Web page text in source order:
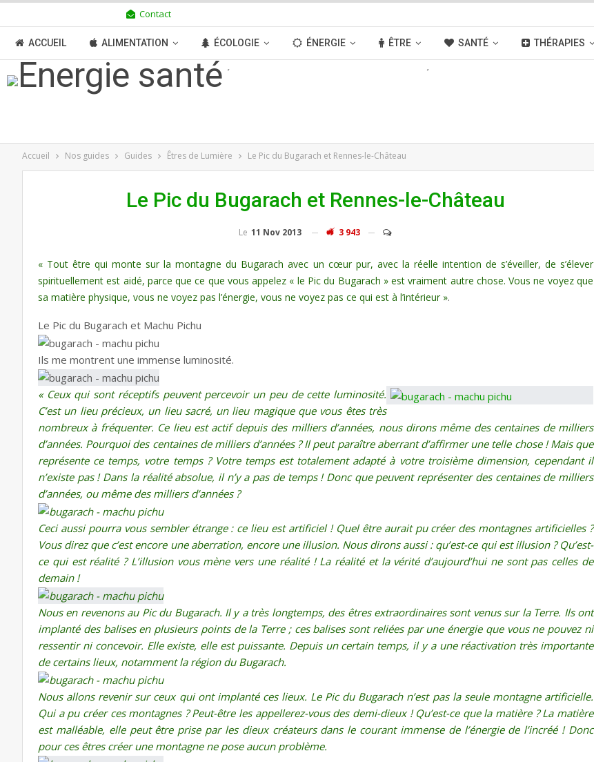
Contact
ACCUEIL ALIMENTATION ÉCOLOGIE ÉNERGIE ÊTRE SANTÉ THÉRAPIES
TRANSITION BOUTIQUE MÉDIAS
Accueil Nos guides Guides Êtres de Lumière Le Pic du Bugarach et Rennes-le-Château
Le Pic du Bugarach et Rennes-le-Château
Le 11 Nov 2013 3 943
« Tout être qui monte sur la montagne du Bugarach avec un cœur pur, avec la réelle intention de s’éveiller, de s’élever
spirituellement est aidé, parce que ce que vous appelez « le Pic du Bugarach » est vraiment autre chose. Vous ne voyez que
sa matière physique, vous ne voyez pas l’énergie, vous ne voyez pas ce qui est à l’intérieur ».
Le Pic du Bugarach et Machu Pichu
Ils me montrent une immense luminosité.
« Ceux qui sont réceptifs peuvent percevoir un peu de cette luminosité.
C’est un lieu précieux, un lieu sacré, un lieu magique que vous êtes très
nombreux à fréquenter. Ce lieu est actif depuis des milliers d’années, nous dirons même des centaines de milliers
d’années. Pourquoi des centaines de milliers d’années ? Il peut paraître aberrant d’affirmer une telle chose ! Mais que
représente ce temps, votre temps ? Votre temps est totalement adapté à votre troisième dimension, cependant il
n’existe pas ! Dans la réalité absolue, il n’y a pas de temps ! Donc que peuvent représenter des centaines de milliers
d’années, ou même des milliers d’années ?
Ceci aussi pourra vous sembler étrange : ce lieu est artificiel ! Quel être aurait pu créer des montagnes artificielles ?
Vous direz que c’est encore une aberration, encore une illusion. Nous dirons aussi : qu’est-ce qui est illusion ? Qu’est-
ce qui est réalité ? L’illusion vous mène vers une réalité ! La réalité et la vérité d’aujourd’hui ne sont pas celles de
demain !
Nous en revenons au Pic du Bugarach. Il y a très longtemps, des êtres extraordinaires sont venus sur la Terre. Ils ont
implanté des balises en plusieurs points de la Terre ; ces balises sont reliées par une énergie que vous ne pouvez ni
ressentir ni concevoir. Elle existe, elle est puissante. Depuis un certain temps, il y a une réactivation très importante
de certains lieux, notamment la région du Bugarach.
Nous allons revenir sur ceux qui ont implanté ces lieux. Le Pic du Bugarach n’est pas la seule montagne artificielle.
Qui a pu créer ces montagnes ? Peut-être les appellerez-vous des demi-dieux ! Qu’est-ce que la matière ? La matière
est malléable, elle peut être prise par les dieux créateurs dans le courant immense de l’énergie de l’incréé ! Donc
pour ces êtres créer une montagne ne pose aucun problème.